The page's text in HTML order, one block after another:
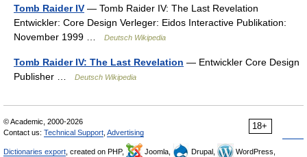
Tomb Raider IV — Tomb Raider IV: The Last Revelation
Entwickler: Core Design Verleger: Eidos Interactive Publikation:
November 1999 …
Deutsch Wikipedia
Tomb Raider IV: The Last Revelation — Entwickler Core Design
Publisher …
Deutsch Wikipedia
18+
© Academic, 2000-2026
Contact us: Technical Support Advertising
Dictionaries export , created on PHP, Joomla, Drupal,
WordPress,